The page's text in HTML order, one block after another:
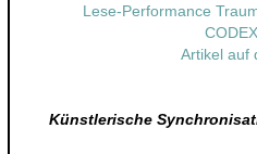
Lese-Performance
Artikel auf
Künstlerische